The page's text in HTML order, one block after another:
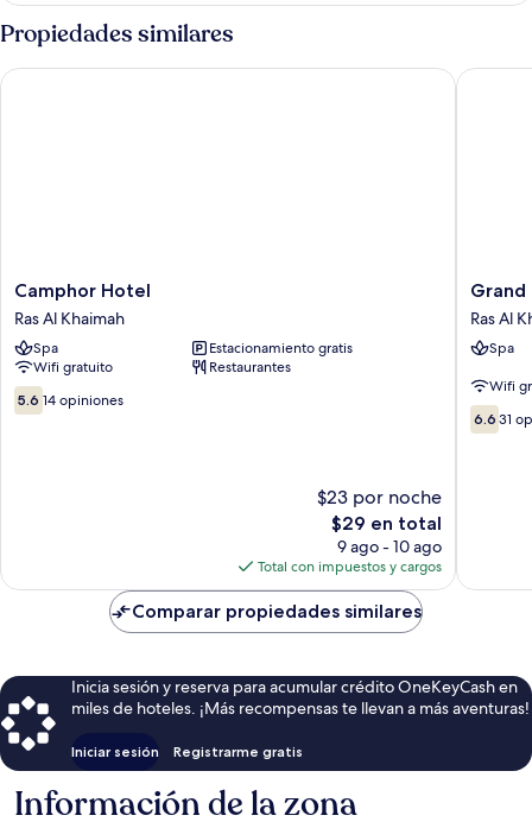
Propiedades similares
Camphor
Hotel
Ras
Al
Khaimah
Camphor Hotel
Ras Al Khaimah
Spa
Estacionamiento gratis
Wifi gratuito
Restaurantes
5.6
de
5.6 14 opiniones
$23 por noche
El
precio
actual
es
de
$29
$29 en total
9 ago - 10 ago
Total con impuestos y cargos
Camphor Hotel
Grand
Pj
Hotel
Ras
Khaimah
Grand
Ras Al
Spa
Wifi
6.6
de
6.6 31
Grand
Comparar propiedades similares
Inicia sesión y reserva para acumular crédito OneKeyCash en
miles de hoteles. ¡Más recompensas te llevan a más aventuras!
Iniciar sesión Registrarme gratis
Información de la zona